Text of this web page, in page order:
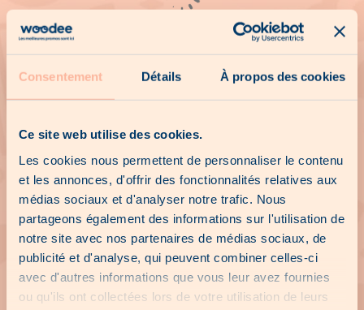
Consentement Détails À propos des cookies
Ce site web utilise des cookies.
Les cookies nous permettent de personnaliser le contenu
et les annonces, d'offrir des fonctionnalités relatives aux
médias sociaux et d'analyser notre trafic. Nous
partageons également des informations sur l'utilisation de
notre site avec nos partenaires de médias sociaux, de
publicité et d'analyse, qui peuvent combiner celles-ci
avec d'autres informations que vous leur avez fournies
ou qu'ils ont collectées lors de votre utilisation de leurs